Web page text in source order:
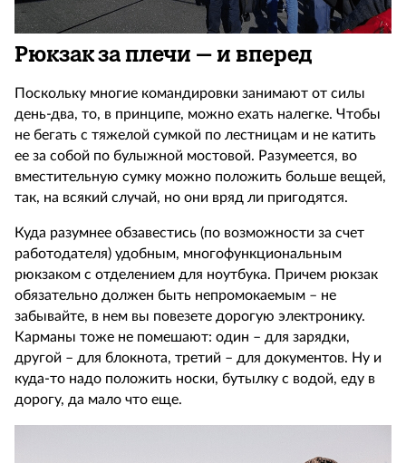
Рюкзак за плечи – и вперед
Поскольку многие командировки занимают от силы
день-два, то, в принципе, можно ехать налегке. Чтобы
не бегать с тяжелой сумкой по лестницам и не катить
ее за собой по булыжной мостовой. Разумеется, во
вместительную сумку можно положить больше вещей,
так, на всякий случай, но они вряд ли пригодятся.
Куда разумнее обзавестись (по возможности за счет
работодателя) удобным, многофункциональным
рюкзаком с отделением для ноутбука. Причем рюкзак
обязательно должен быть непромокаемым – не
забывайте, в нем вы повезете дорогую электронику.
Карманы тоже не помешают: один – для зарядки,
другой – для блокнота, третий – для документов. Ну и
куда-то надо положить носки, бутылку с водой, еду в
дорогу, да мало что еще.